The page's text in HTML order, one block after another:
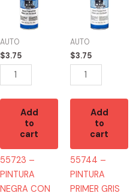
AUTO
$3.75
PINTURA
NEGRA
CON
BRILLO
quantity
Add
to
cart
55723 –
PINTURA
NEGRA CON
AUTO
$3.75
PINTURA
PRIMER
GRIS
quantity
Add
to
cart
55744 –
PINTURA
PRIMER GRIS